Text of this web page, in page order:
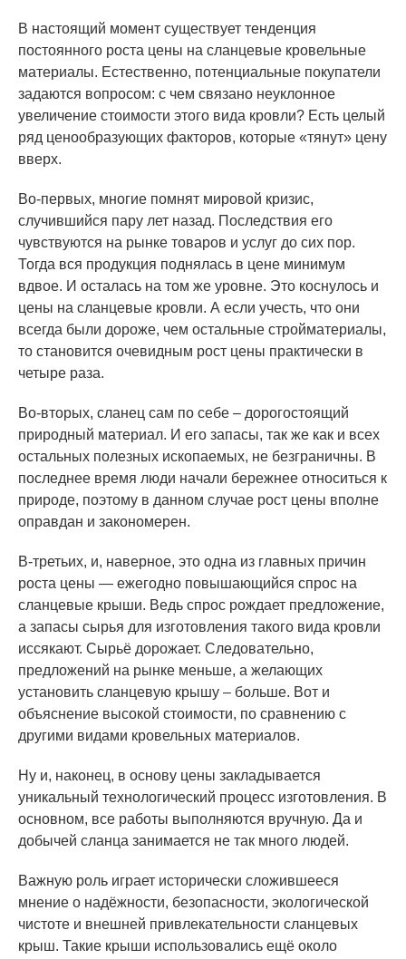
В настоящий момент существует тенденция
постоянного роста цены на сланцевые кровельные
материалы. Естественно, потенциальные покупатели
задаются вопросом: с чем связано неуклонное
увеличение стоимости этого вида кровли? Есть целый
ряд ценообразующих факторов, которые «тянут» цену
вверх.
Во-первых, многие помнят мировой кризис,
случившийся пару лет назад. Последствия его
чувствуются на рынке товаров и услуг до сих пор.
Тогда вся продукция поднялась в цене минимум
вдвое. И осталась на том же уровне. Это коснулось и
цены на сланцевые кровли. А если учесть, что они
всегда были дороже, чем остальные стройматериалы,
то становится очевидным рост цены практически в
четыре раза.
Во-вторых, сланец сам по себе – дорогостоящий
природный материал. И его запасы, так же как и всех
остальных полезных ископаемых, не безграничны. В
последнее время люди начали бережнее относиться к
природе, поэтому в данном случае рост цены вполне
оправдан и закономерен.
В-третьих, и, наверное, это одна из главных причин
роста цены — ежегодно повышающийся спрос на
сланцевые крыши. Ведь спрос рождает предложение,
а запасы сырья для изготовления такого вида кровли
иссякают. Сырьё дорожает. Следовательно,
предложений на рынке меньше, а желающих
установить сланцевую крышу – больше. Вот и
объяснение высокой стоимости, по сравнению с
другими видами кровельных материалов.
Ну и, наконец, в основу цены закладывается
уникальный технологический процесс изготовления. В
основном, все работы выполняются вручную. Да и
добычей сланца занимается не так много людей.
Важную роль играет исторически сложившееся
мнение о надёжности, безопасности, экологической
чистоте и внешней привлекательности сланцевых
крыш. Такие крыши использовались ещё около